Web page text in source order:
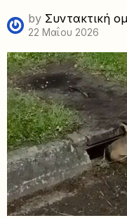
by Συντακτική
22 Μαΐου 2026